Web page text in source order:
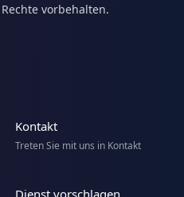
vorbehalten.
Kontakt
Treten Sie mit uns in Kontakt